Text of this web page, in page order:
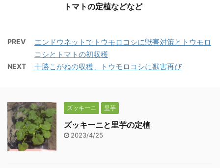
トマトの定植などなど
PREV
エンドウネットでトウモロコシに獣害対策とトウモロ
コシとトマトの初収穫
NEXT 十勝こがねの収穫、トウモロコシに獣害再び
ズッキーニ 里芋
ズッキーニと里芋の定植
2023/4/25